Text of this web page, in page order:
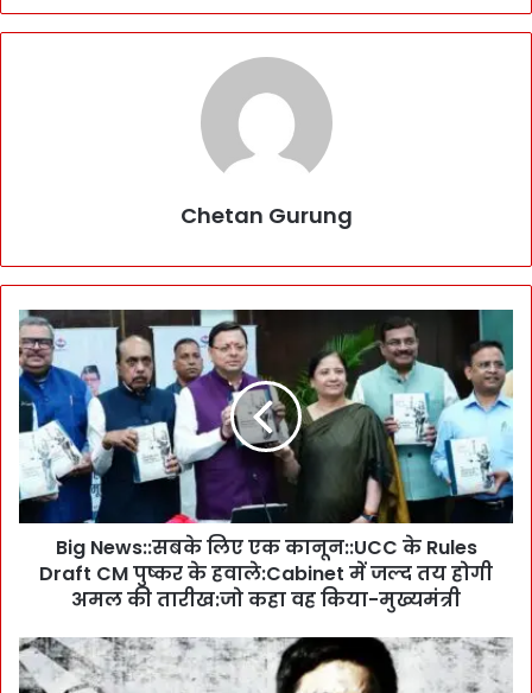
Chetan Gurung
B
i
g
N
s
:
:
ए
ए
Big News::सबके लिए एक कानून::UCC के Rules
Draft CM पुष्कर के हवाले:Cabinet में जल्द तय होगी
अमल की तारीख:जो कहा वह किया-मुख्यमंत्री
B
r